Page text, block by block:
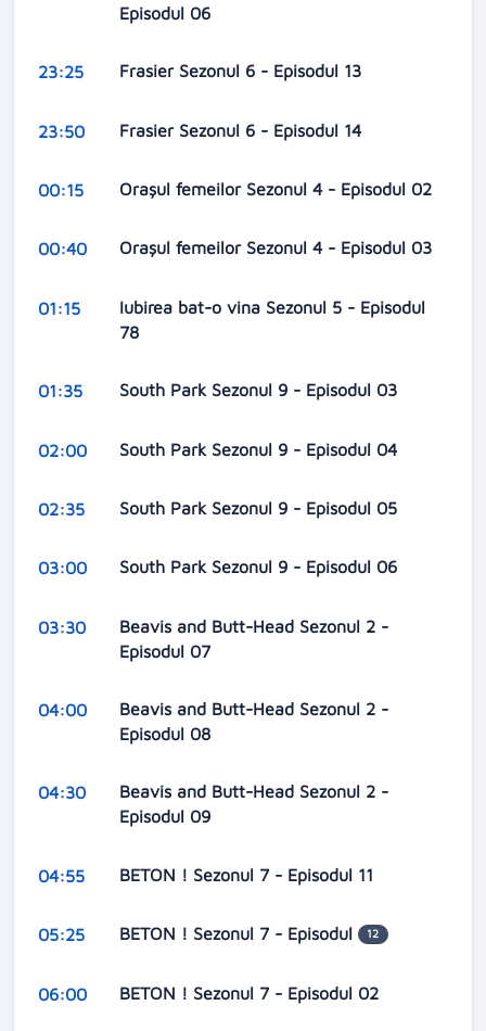
Episodul 06
23:25 Frasier Sezonul 6 - Episodul 13
23:50 Frasier Sezonul 6 - Episodul 14
00:15 Orașul femeilor Sezonul 4 - Episodul 02
00:40 Orașul femeilor Sezonul 4 - Episodul 03
01:15
Iubirea bat-o vina Sezonul 5 - Episodul
78
01:35 South Park Sezonul 9 - Episodul 03
02:00 South Park Sezonul 9 - Episodul 04
02:35 South Park Sezonul 9 - Episodul 05
03:00 South Park Sezonul 9 - Episodul 06
03:30
Beavis and Butt-Head Sezonul 2 -
Episodul 07
04:00
Beavis and Butt-Head Sezonul 2 -
Episodul 08
04:30
Beavis and Butt-Head Sezonul 2 -
Episodul 09
04:55 BETON ! Sezonul 7 - Episodul 11
05:25 BETON ! Sezonul 7 - Episodul 12
06:00 BETON ! Sezonul 7 - Episodul 02